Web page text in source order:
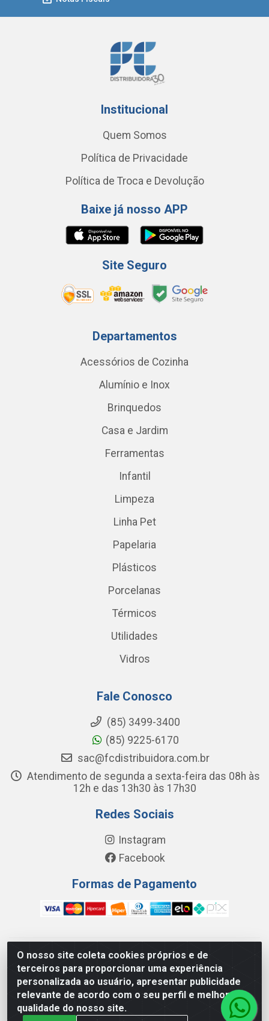
O nosso site coleta cookies próprios e de
terceiros para proporcionar uma experiência
personalizada ao usuário, apresentar publicidade
relevante de acordo com o seu perfil e melhorar a
qualidade do nosso site.
Institucional
Quem Somos
Política de Privacidade
Política de Troca e Devolução
Baixe já nosso APP
Site Seguro
Departamentos
Acessórios de Cozinha
Alumínio e Inox
Brinquedos
Casa e Jardim
Ferramentas
Infantil
Limpeza
Linha Pet
Papelaria
Plásticos
Porcelanas
Térmicos
Utilidades
Vidros
Fale Conosco
(85) 3499-3400
(85) 9225-6170
sac@fcdistribuidora.com.br
Atendimento de segunda a sexta-feira das 08h às
12h e das 13h30 às 17h30
Redes Sociais
Instagram
Facebook
Formas de Pagamento
FC Distribuidora de Produtos Domésticos, Higiene e Limpeza
LTDA - Avenida Wilson Camurca, 2252, Letra H - Distrito
Industrial I, Maracanaú/CE - CEP 61.939-000 -
08.449.562/0001-29